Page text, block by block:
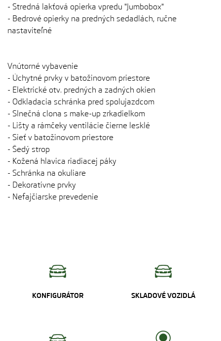
- Stredná lakťová opierka vpredu "Jumbobox"
- Bedrové opierky na predných sedadlách, ručne
nastaviteľné
Vnútorné vybavenie
- Úchytné prvky v batožinovom priestore
- Elektrické otv. predných a zadných okien
- Odkladacia schránka pred spolujazdcom
- Slnečná clona s make-up zrkadielkom
- Lišty a rámčeky ventilácie čierne lesklé
- Sieť v batožinovom priestore
- Šedý strop
- Kožená hlavica riadiacej páky
- Schránka na okuliare
- Dekoratívne prvky
- Nefajčiarske prevedenie
KONFIGURÁTOR SKLADOVÉ VOZIDLÁ